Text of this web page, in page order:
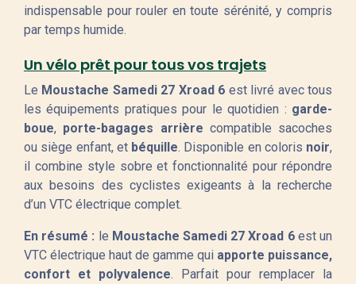
indispensable pour rouler en toute sérénité, y compris
par temps humide.
Un vélo prêt pour tous vos trajets
Le Moustache Samedi 27 Xroad 6 est livré avec tous
les équipements pratiques pour le quotidien : garde-
boue, porte-bagages arrière compatible sacoches
ou siège enfant, et béquille. Disponible en coloris noir,
il combine style sobre et fonctionnalité pour répondre
aux besoins des cyclistes exigeants à la recherche
d’un VTC électrique complet.
En résumé : le Moustache Samedi 27 Xroad 6est un
VTC électrique haut de gamme qui apporte puissance,
confort et polyvalence. Parfait pour remplacer la